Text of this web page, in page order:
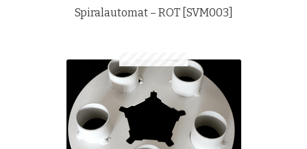
Spiralautomat – ROT [SVM003]